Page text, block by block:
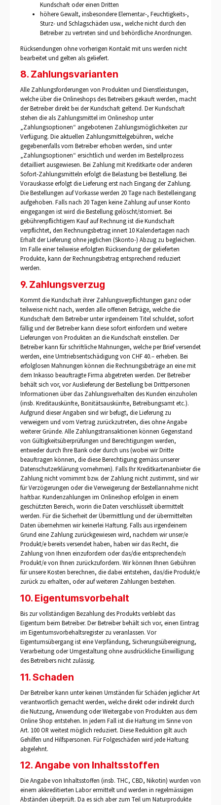
Kundschaft oder einen Dritten
höhere Gewalt, insbesondere Elementar-, Feuchtigkeits-,
Sturz- und Schlagschäden usw., welche nicht durch den
Betreiber zu vertreten sind und behördliche Anordnungen.
Rücksendungen ohne vorherigen Kontakt mit uns werden nicht
bearbeitet und gelten als geliefert.
8. Zahlungsvarianten
Alle Zahlungsforderungen von Produkten und Dienstleistungen,
welche über die Onlineshops des Betreibers gekauft werden, macht
der Betreiber direkt bei der Kundschaft geltend. Der Kundschaft
stehen die als Zahlungsmittel im Onlineshop unter
„Zahlungsoptionen“ angebotenen Zahlungsmöglichkeiten zur
Verfügung. Die aktuellen Zahlungsmittelgebühren, welche
gegebenenfalls vom Betreiber erhoben werden, sind unter
„Zahlungsoptionen“ ersichtlich und werden im Bestellprozess
detailliert ausgewiesen. Bei Zahlung mit Kreditkarte oder anderen
Sofort-Zahlungsmitteln erfolgt die Belastung bei Bestellung. Bei
Vorauskasse erfolgt die Lieferung erst nach Eingang der Zahlung.
Die Bestellungen auf Vorkasse werden 20 Tage nach Bestelleingang
aufgehoben. Falls nach 20 Tagen keine Zahlung auf unser Konto
eingegangen ist wird die Bestellung gelöscht/storniert. Bei
gebührenpflichtigem Kauf auf Rechnung ist die Kundschaft
verpflichtet, den Rechnungsbetrag innert 10 Kalendertagen nach
Erhalt der Lieferung ohne jeglichen (Skonto-) Abzug zu begleichen.
Im Falle einer teilweise erfolgten Rücksendung der gelieferten
Produkte, kann der Rechnungsbetrag entsprechend reduziert
werden.
9. Zahlungsverzug
Kommt die Kundschaft ihrer Zahlungsverpflichtungen ganz oder
teilweise nicht nach, werden alle offenen Beträge, welche die
Kundschaft dem Betreiber unter irgendeinem Titel schuldet, sofort
fällig und der Betreiber kann diese sofort einfordern und weitere
Lieferungen von Produkten an die Kundschaft einstellen. Der
Betreiber kann für schriftliche Mahnungen, welche per Brief versendet
werden, eine Umtriebsentschädigung von CHF 40.– erheben. Bei
erfolglosen Mahnungen können die Rechnungsbeträge an eine mit
dem Inkasso beauftragte Firma abgetreten werden. Der Betreiber
behält sich vor, vor Auslieferung der Bestellung bei Drittpersonen
Informationen über das Zahlungsverhalten des Kunden einzuholen
(insb. Kreditauskünfte, Bonitätsauskünfte, Betreibungsamt etc.).
Aufgrund dieser Angaben sind wir befugt, die Lieferung zu
verweigern und vom Vertrag zurückzutreten, dies ohne Angabe
weiterer Gründe. Alle Zahlungstransaktionen können Gegenstand
von Gültigkeitsüberprüfungen und Berechtigungen werden,
entweder durch Ihre Bank oder durch uns (wobei wir Dritte
beauftragen können, die diese Berechtigung gemäss unserer
Datenschutzerklärung vornehmen). Falls Ihr Kreditkartenanbieter die
Zahlung nicht vornimmt bzw. der Zahlung nicht zustimmt, sind wir
für Verzögerungen oder die Verweigerung der Bestellannahme nicht
haftbar. Kundenzahlungen im Onlineshop erfolgen in einem
geschützten Bereich, worin die Daten verschlüsselt übermittelt
werden. Für die Sicherheit der Übermittlung und der übermittelten
Daten übernehmen wir keinerlei Haftung. Falls aus irgendeinem
Grund eine Zahlung zurückgewiesen wird, nachdem wir unser/e
Produkt/e bereits versendet haben, haben wir das Recht, die
Zahlung von Ihnen einzufordern oder das/die entsprechende/n
Produkt/e von Ihnen zurückzufordern. Wir können Ihnen Gebühren
für unsere Kosten berechnen, die dabei entstehen, das/die Produkt/e
zurück zu erhalten, oder auf weiteren Zahlungen bestehen.
10. Eigentumsvorbehalt
Bis zur vollständigen Bezahlung des Produkts verbleibt das
Eigentum beim Betreiber. Der Betreiber behält sich vor, einen Eintrag
im Eigentumsvorbehaltsregister zu veranlassen. Vor
Eigentumsübergang ist eine Verpfändung, Sicherungsübereignung,
Verarbeitung oder Umgestaltung ohne ausdrückliche Einwilligung
des Betreibers nicht zulässig.
11. Schaden
Der Betreiber kann unter keinen Umständen für Schäden jeglicher Art
verantwortlich gemacht werden, welche direkt oder indirekt durch
die Nutzung, Anwendung oder Weitergabe von Produkten aus dem
Online Shop entstehen. In jedem Fall ist die Haftung im Sinne von
Art. 100 OR weitest möglich reduziert. Diese Reduktion gilt auch
Gehilfen und Hilfspersonen. Für Folgeschäden wird jede Haftung
abgelehnt.
12. Angabe von Inhaltsstoffen
Die Angabe von Inhaltsstoffen (insb. THC, CBD, Nikotin) wurden von
einem akkreditierten Labor ermittelt und werden in regelmässigen
Abständen überprüft. Da es sich aber zum Teil um Naturprodukte